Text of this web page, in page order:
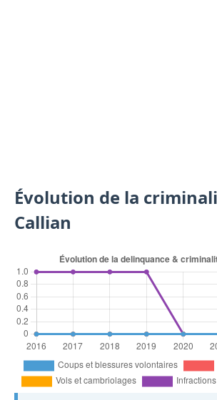
Évolution de la
Callian